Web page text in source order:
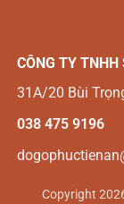
CÔNG TY TNHH
31A/20 Bùi
038 475 9196
Copyright